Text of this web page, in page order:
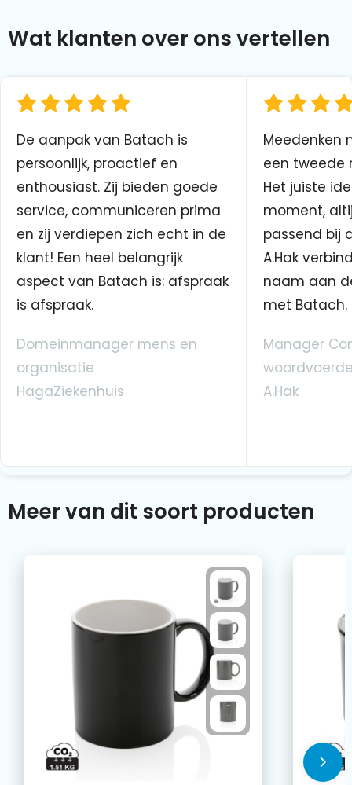
Wat klanten over ons vertellen
De aanpak van Batach is
persoonlijk, proactief en
enthousiast. Zij bieden goede
service, communiceren prima
en zij verdiepen zich echt in de
klant! Een heel belangrijk
aspect van Batach is: afspraak
is afspraak.
Domeinmanager mens en
organisatie
HagaZiekenhuis
Meedenken
een tweede
Het juiste
moment,
passend bij
A.Hak
naam aan
met Batach.
Manager
A.Hak
Meer van dit soort producten